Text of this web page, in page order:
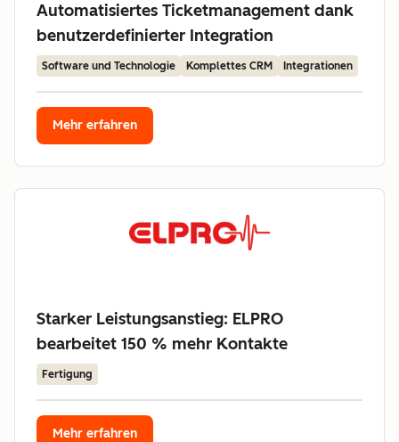
Automatisiertes Ticketmanagement dank
benutzerdefinierter Integration
Software und Technologie Komplettes CRM Integrationen
Mehr erfahren
Starker Leistungsanstieg: ELPRO
bearbeitet 150 % mehr Kontakte
Fertigung
Mehr erfahren